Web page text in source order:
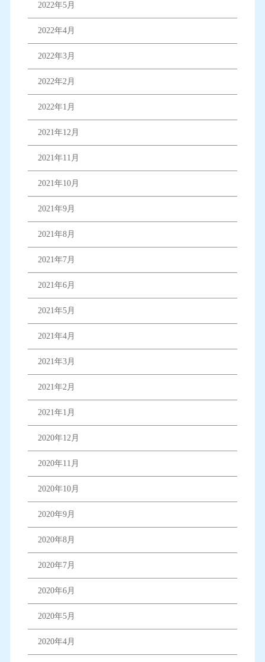
2022年5月
2022年4月
2022年3月
2022年2月
2022年1月
2021年12月
2021年11月
2021年10月
2021年9月
2021年8月
2021年7月
2021年6月
2021年5月
2021年4月
2021年3月
2021年2月
2021年1月
2020年12月
2020年11月
2020年10月
2020年9月
2020年8月
2020年7月
2020年6月
2020年5月
2020年4月